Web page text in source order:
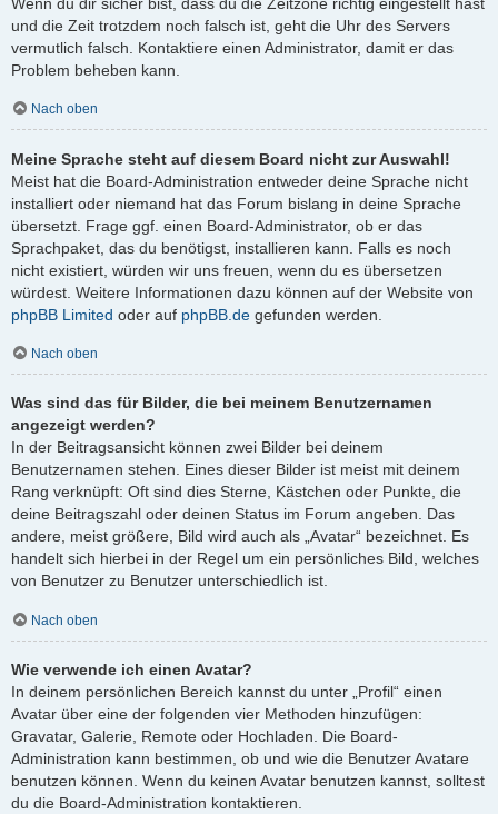
Wenn du dir sicher bist, dass du die Zeitzone richtig eingestellt hast
und die Zeit trotzdem noch falsch ist, geht die Uhr des Servers
vermutlich falsch. Kontaktiere einen Administrator, damit er das
Problem beheben kann.
Nach oben
Meine Sprache steht auf diesem Board nicht zur Auswahl!
Meist hat die Board-Administration entweder deine Sprache nicht
installiert oder niemand hat das Forum bislang in deine Sprache
übersetzt. Frage ggf. einen Board-Administrator, ob er das
Sprachpaket, das du benötigst, installieren kann. Falls es noch
nicht existiert, würden wir uns freuen, wenn du es übersetzen
würdest. Weitere Informationen dazu können auf der Website von
phpBB Limited oder auf phpBB.de gefunden werden.
Nach oben
Was sind das für Bilder, die bei meinem Benutzernamen
angezeigt werden?
In der Beitragsansicht können zwei Bilder bei deinem
Benutzernamen stehen. Eines dieser Bilder ist meist mit deinem
Rang verknüpft: Oft sind dies Sterne, Kästchen oder Punkte, die
deine Beitragszahl oder deinen Status im Forum angeben. Das
andere, meist größere, Bild wird auch als „Avatar“ bezeichnet. Es
handelt sich hierbei in der Regel um ein persönliches Bild, welches
von Benutzer zu Benutzer unterschiedlich ist.
Nach oben
Wie verwende ich einen Avatar?
In deinem persönlichen Bereich kannst du unter „Profil“ einen
Avatar über eine der folgenden vier Methoden hinzufügen:
Gravatar, Galerie, Remote oder Hochladen. Die Board-
Administration kann bestimmen, ob und wie die Benutzer Avatare
benutzen können. Wenn du keinen Avatar benutzen kannst, solltest
du die Board-Administration kontaktieren.